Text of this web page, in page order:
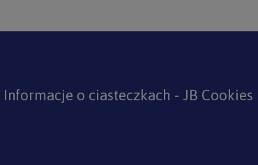
Informacje o ciasteczkach - JB Cookies